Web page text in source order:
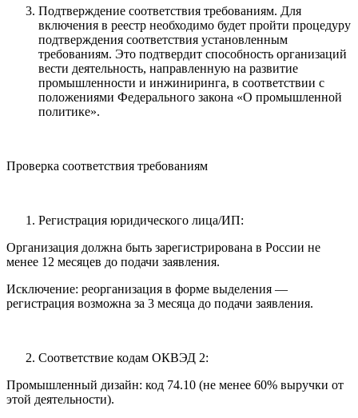
Подтверждение соответствия требованиям. Для
включения в реестр необходимо будет пройти процедуру
подтверждения соответствия установленным
требованиям. Это подтвердит способность организаций
вести деятельность, направленную на развитие
промышленности и инжиниринга, в соответствии с
положениями Федерального закона «О промышленной
политике».
Проверка соответствия требованиям
Регистрация юридического лица/ИП:
Организация должна быть зарегистрирована в России не
менее 12 месяцев до подачи заявления.
Исключение: реорганизация в форме выделения —
регистрация возможна за 3 месяца до подачи заявления.
Соответствие кодам ОКВЭД 2:
Промышленный дизайн: код 74.10 (не менее 60% выручки от
этой деятельности).